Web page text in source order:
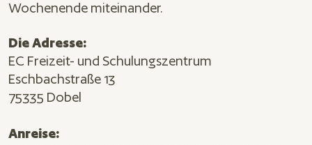
Wochenende miteinander.
Die Adresse:
EC Freizeit- und Schulungszentrum
Eschbachstraße 13
75335 Dobel
Anreise: